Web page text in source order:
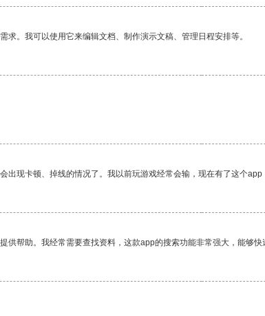
。我可以使用它来编辑文档、制作演示文稿、管理日程安排等。
出现卡顿、掉线的情况了。我以前玩游戏经常会输，现在有了这个app
供帮助。我经常需要查找资料，这款app的搜索功能非常强大，能够快